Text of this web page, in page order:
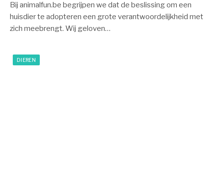
Bij animalfun.be begrijpen we dat de beslissing om een
huisdier te adopteren een grote verantwoordelijkheid met
zich meebrengt. Wij geloven…
DIEREN